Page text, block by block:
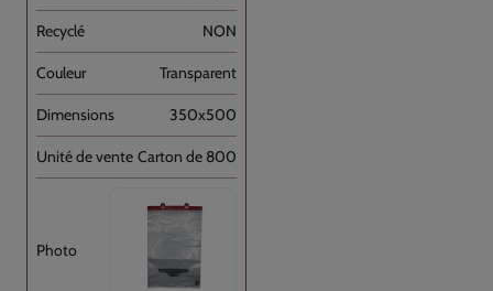
NON
Transparent
350x500
Carton de 800